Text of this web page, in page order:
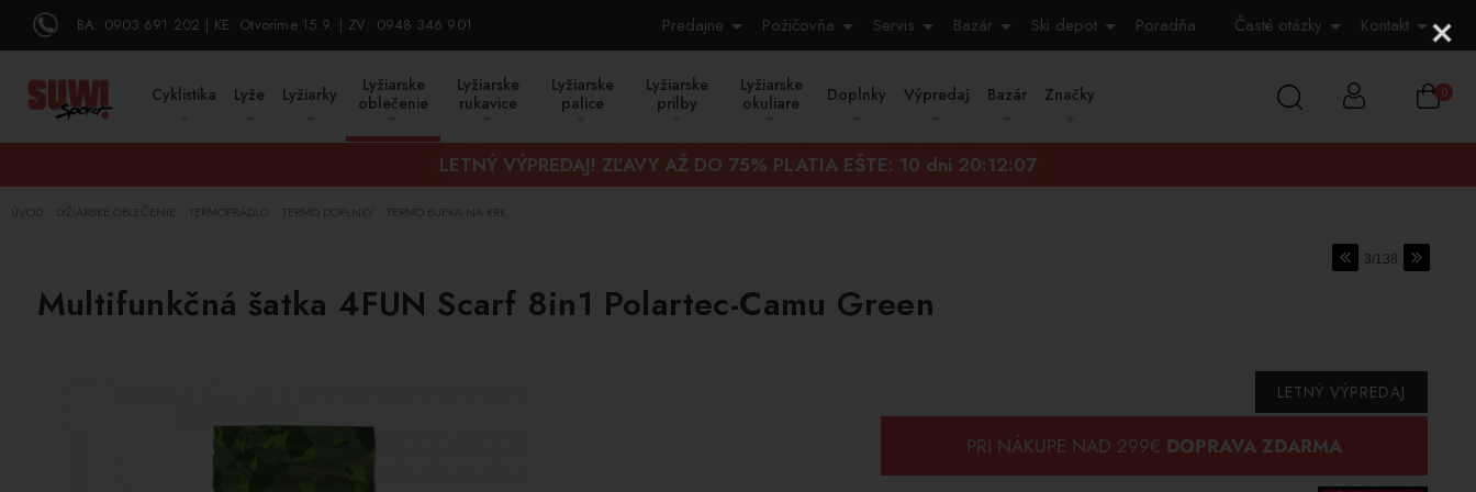
BA: 0903 691 202 KE: Otvoríme 15.9. ZV: 0948 346 901
0
Predajne Požičovňa Servis Bazár Ski depot Poradňa Časté otázky Kontakt
Cyklistika Lyže Lyžiarky
Lyžiarske
oblečenie
Lyžiarske
rukavice
Lyžiarske
palice
Lyžiarske
prilby
Lyžiarske
okuliare
Doplnky Výpredaj Bazár Značky
LETNÝ VÝPREDAJ! ZĽAVY AŽ DO 75% PLATIA EŠTE: 10 dni 20:12:06
ÚVOD LYŽIARSKE OBLEČENIE TERMOPRÁDLO TERMO DOPLNKY TERMO BUFKA NA KRK
3/138
Multifunkčná šatka 4FUN Scarf 8in1 Polartec-Camu Green
LETNÝ VÝPREDAJ